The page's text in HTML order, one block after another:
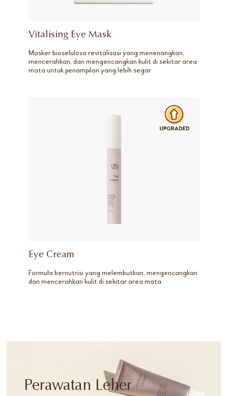
Vitalising Eye Mask
Masker bioselulosa revitalisasi yang menenangkan,
mencerahkan, dan mengencangkan kulit di sekitar area
mata untuk penampilan yang lebih segar
Eye Cream
Formula bernutrisi yang melembutkan, mengencangkan
dan mencerahkan kulit di sekitar area mata
Perawatan Leher